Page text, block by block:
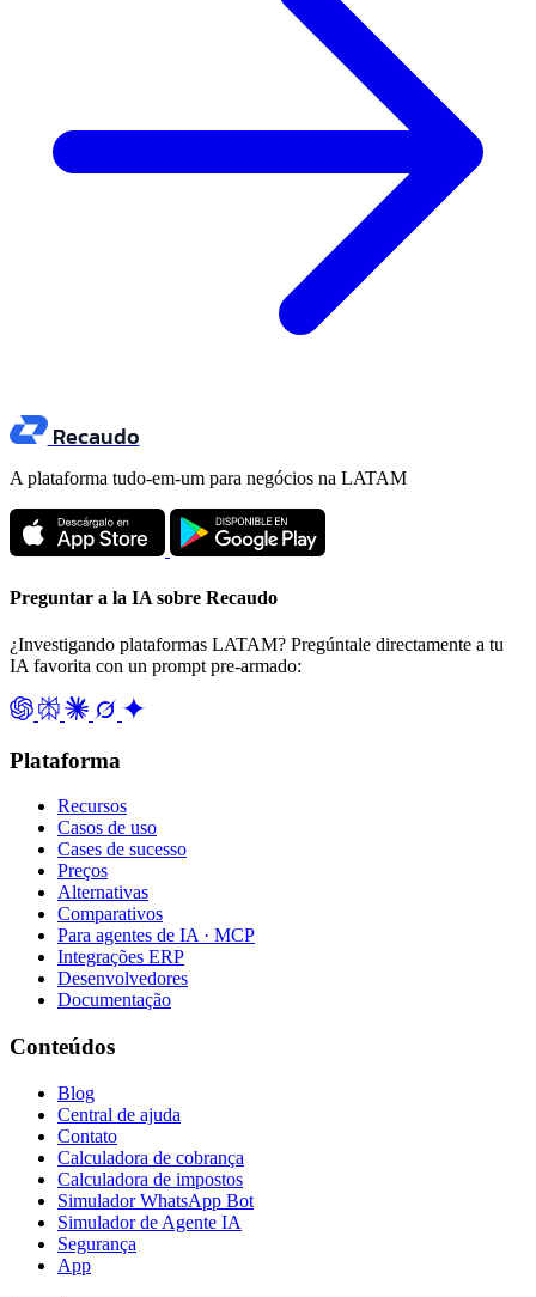
Recaudo
A plataforma tudo-em-um para negócios na LATAM
Preguntar a la IA sobre Recaudo
¿Investigando plataformas LATAM? Pregúntale directamente a tu
IA favorita con un prompt pre-armado:
Plataforma
Recursos
Casos de uso
Cases de sucesso
Preços
Alternativas
Comparativos
Para agentes de IA · MCP
Integrações ERP
Desenvolvedores
Documentação
Conteúdos
Blog
Central de ajuda
Contato
Calculadora de cobrança
Calculadora de impostos
Simulador WhatsApp Bot
Simulador de Agente IA
Segurança
App